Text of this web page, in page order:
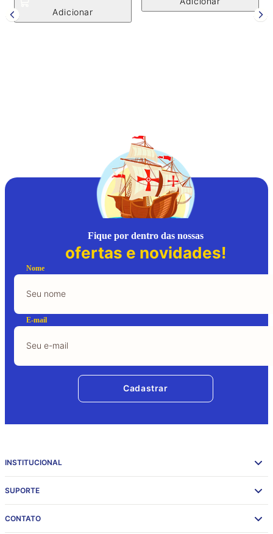
Fique por dentro das nossas
ofertas e novidades!
Nome
E-mail
Cadastrar
INSTITUCIONAL
SUPORTE
CONTATO